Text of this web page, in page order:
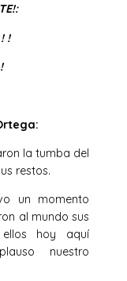
!
la tumba del
restos.
un momento
al mundo sus
hoy aquí
nuestro